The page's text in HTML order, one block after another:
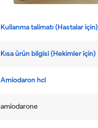
Kullanma talimatı (Hastalar için)
Kısa ürün bilgisi (Hekimler için)
Amiodaron hcl
amiodarone